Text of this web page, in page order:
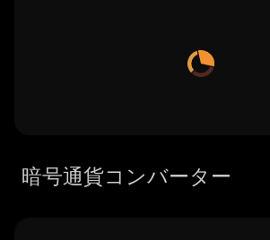
暗号通貨コンバーター